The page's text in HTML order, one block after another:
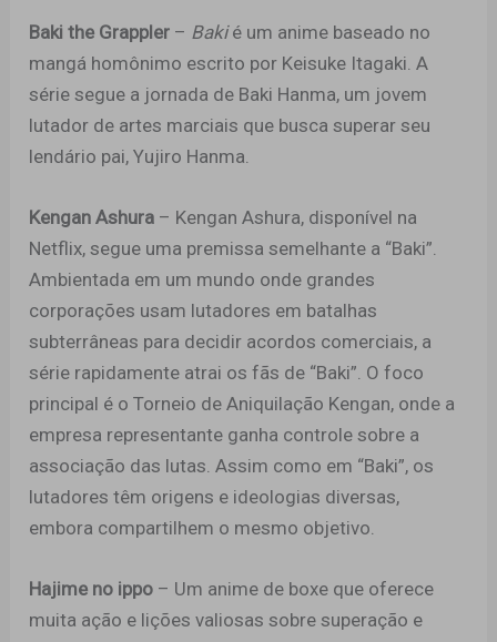
Baki the Grappler – Bakié um anime baseado no
mangá homônimo escrito por Keisuke Itagaki. A
série segue a jornada de Baki Hanma, um jovem
lutador de artes marciais que busca superar seu
lendário pai, Yujiro Hanma.
Kengan Ashura – Kengan Ashura, disponível na
Netflix, segue uma premissa semelhante a “Baki”.
Ambientada em um mundo onde grandes
corporações usam lutadores em batalhas
subterrâneas para decidir acordos comerciais, a
série rapidamente atrai os fãs de “Baki”. O foco
principal é o Torneio de Aniquilação Kengan, onde a
empresa representante ganha controle sobre a
associação das lutas. Assim como em “Baki”, os
lutadores têm origens e ideologias diversas,
embora compartilhem o mesmo objetivo.
Hajime no ippo – Um anime de boxe que oferece
muita ação e lições valiosas sobre superação e